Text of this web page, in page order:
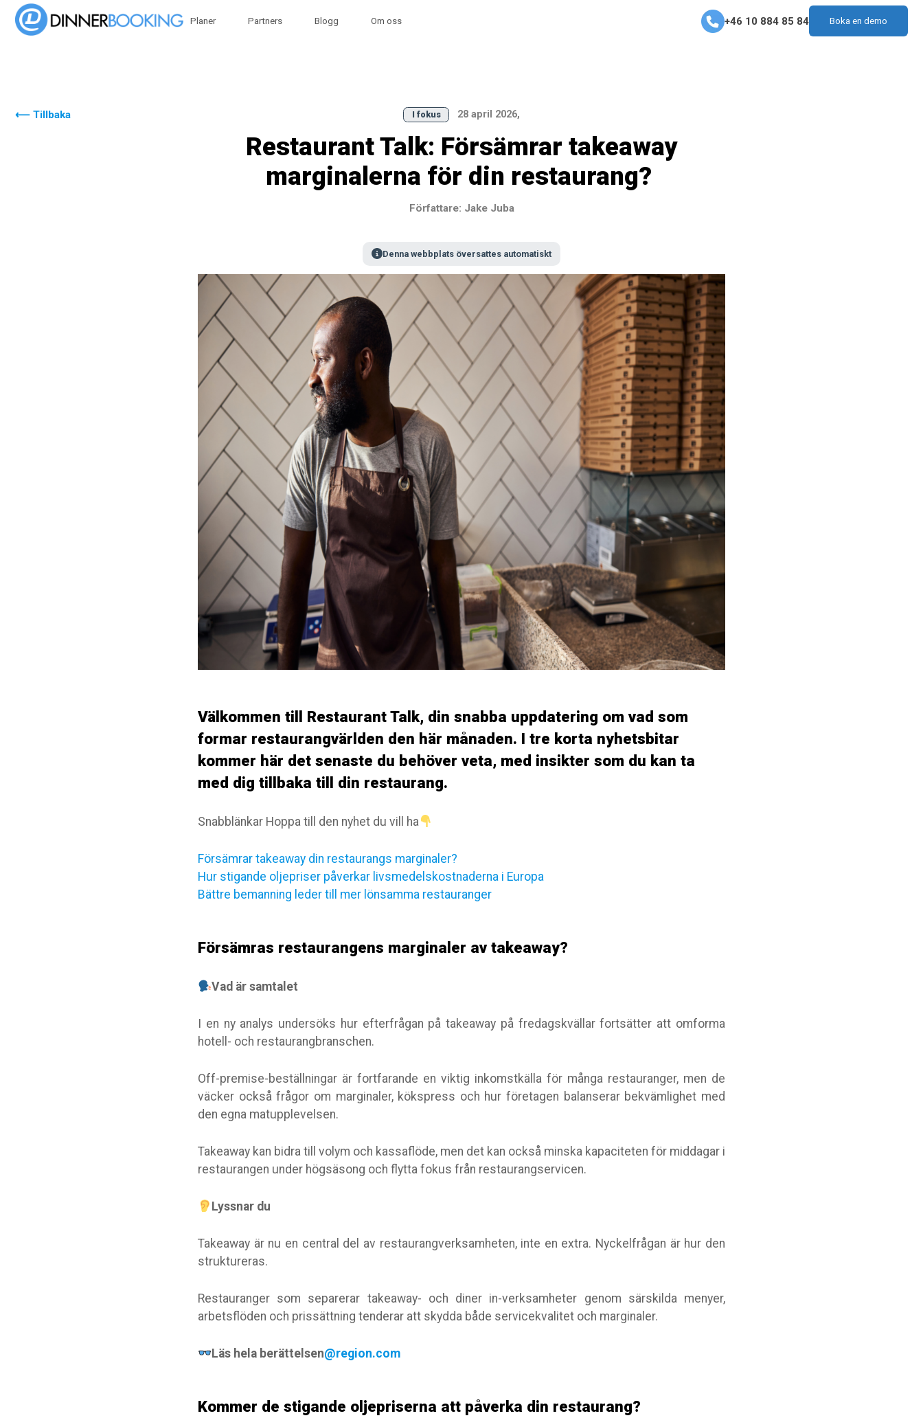
Planer Partners Blogg Om oss +46 10 884 85 84 Boka en demo
⟵ Tillbaka I fokus 28 april 2026,
Restaurant Talk: Försämrar takeaway
marginalerna för din restaurang?
Författare: Jake Juba
Denna webbplats översattes automatiskt
Välkommen till Restaurant Talk, din snabba uppdatering om vad som
formar restaurangvärlden den här månaden. I tre korta nyhetsbitar
kommer här det senaste du behöver veta, med insikter som du kan ta
med dig tillbaka till din restaurang.
Snabblänkar Hoppa till den nyhet du vill ha
Försämrar takeaway din restaurangs marginaler?
Hur stigande oljepriser påverkar livsmedelskostnaderna i Europa
Bättre bemanning leder till mer lönsamma restauranger
Försämras restaurangens marginaler av takeaway?
Vad är samtalet
I en ny analys undersöks hur efterfrågan på takeaway på fredagskvällar fortsätter att omforma
hotell- och restaurangbranschen.
Off-premise-beställningar är fortfarande en viktig inkomstkälla för många restauranger, men de
väcker också frågor om marginaler, kökspress och hur företagen balanserar bekvämlighet med
den egna matupplevelsen.
Takeaway kan bidra till volym och kassaflöde, men det kan också minska kapaciteten för middagar i
restaurangen under högsäsong och flytta fokus från restaurangservicen.
Lyssnar du
Takeaway är nu en central del av restaurangverksamheten, inte en extra. Nyckelfrågan är hur den
struktureras.
Restauranger som separerar takeaway- och diner in-verksamheter genom särskilda menyer,
arbetsflöden och prissättning tenderar att skydda både servicekvalitet och marginaler.
Läs hela berättelsen@region.com
Kommer de stigande oljepriserna att påverka din restaurang?